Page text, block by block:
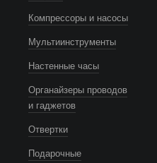
Компрессоры и насосы
Мультиинструменты
Настенные часы
Органайзеры проводов
и гаджетов
Отвертки
Подарочные